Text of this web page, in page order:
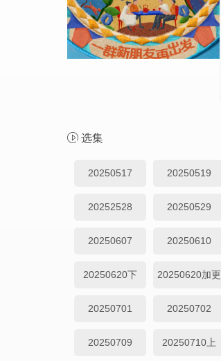
选集
20250517 20250519
20252528 20250529
20250607 20250610
20250620下 20250620加更
20250701 20250702
20250709 20250710上